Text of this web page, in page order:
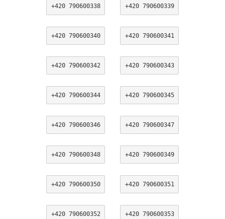
+420 790600338 +420 790600339
+420 790600340 +420 790600341
+420 790600342 +420 790600343
+420 790600344 +420 790600345
+420 790600346 +420 790600347
+420 790600348 +420 790600349
+420 790600350 +420 790600351
+420 790600352 +420 790600353